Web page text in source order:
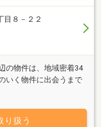
目８－２２
の物件は、地域密着34
いく物件に出会うまで
をお聞かせ下さい。お
り扱う